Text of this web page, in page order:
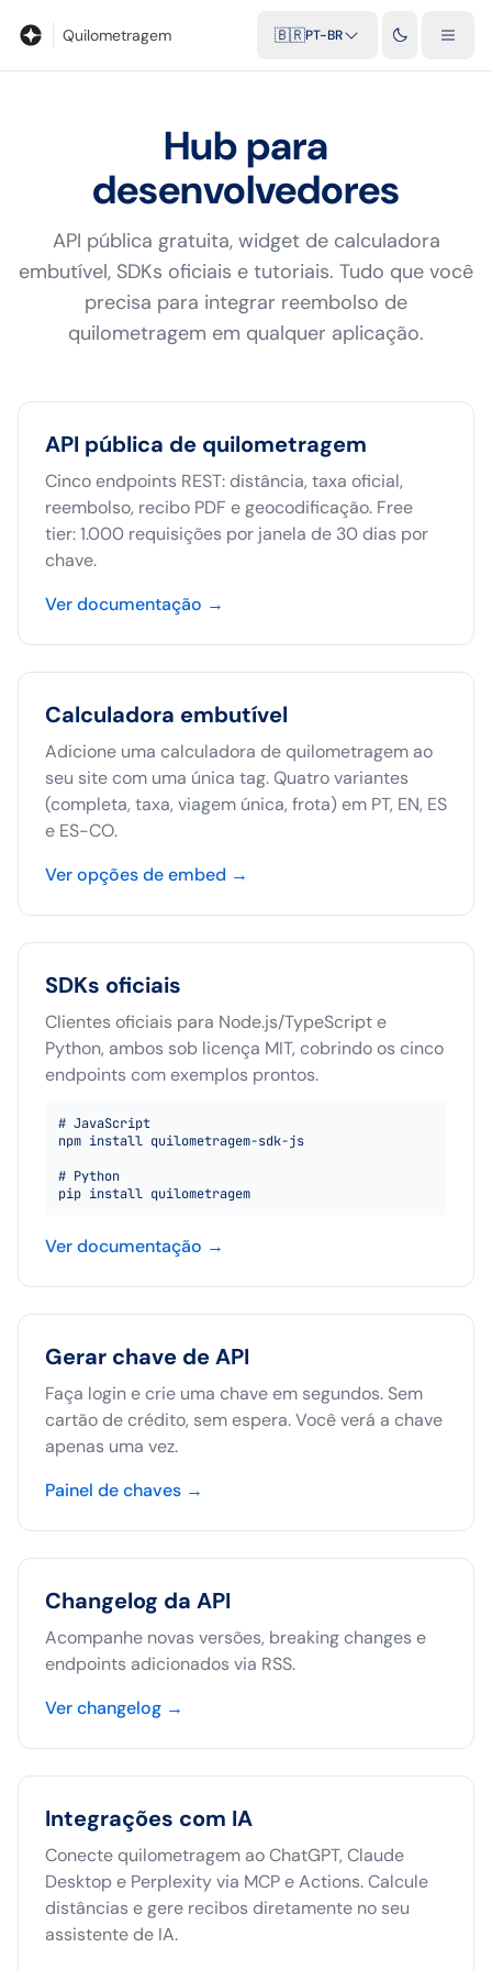
Quilometragem 🇧🇷PT-BR
Hub para
desenvolvedores
API pública gratuita, widget de calculadora
embutível, SDKs oficiais e tutoriais. Tudo que você
precisa para integrar reembolso de
quilometragem em qualquer aplicação.
API pública de quilometragem
Cinco endpoints REST: distância, taxa oficial,
reembolso, recibo PDF e geocodificação. Free
tier: 1.000 requisições por janela de 30 dias por
chave.
Ver documentação →
Calculadora embutível
Adicione uma calculadora de quilometragem ao
seu site com uma única tag. Quatro variantes
(completa, taxa, viagem única, frota) em PT, EN, ES
e ES-CO.
Ver opções de embed →
SDKs oficiais
Clientes oficiais para Node.js/TypeScript e
Python, ambos sob licença MIT, cobrindo os cinco
endpoints com exemplos prontos.
# JavaScript
npm install quilometragem-sdk-js
# Python
pip install quilometragem
Ver documentação →
Gerar chave de API
Faça login e crie uma chave em segundos. Sem
cartão de crédito, sem espera. Você verá a chave
apenas uma vez.
Painel de chaves →
Changelog da API
Acompanhe novas versões, breaking changes e
endpoints adicionados via RSS.
Ver changelog →
Integrações com IA
Conecte quilometragem ao ChatGPT, Claude
Desktop e Perplexity via MCP e Actions. Calcule
distâncias e gere recibos diretamente no seu
assistente de IA.